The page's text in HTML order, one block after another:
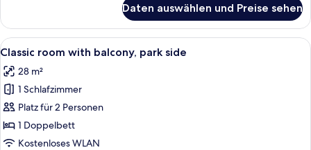
anzeigen
Room
with
Extra
Daten auswählen und Preise sehen
Alle
Fotos
für
Classic
room
with
balcony,
Ein modernes Hotelzimmer mit
6
Classic room with balcony, park side
28 m²
1 Schlafzimmer
Platz für 2 Personen
1 Doppelbett
Kostenloses WLAN